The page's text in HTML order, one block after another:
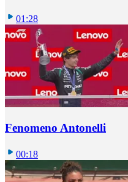
01:28
Fenomeno Antonelli
00:18